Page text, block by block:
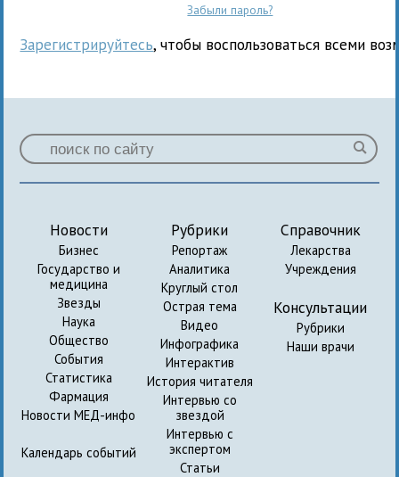
Забыли пароль?
Зарегистрируйтесь, чтобы воспользоваться всеми
Новости
Бизнес
Государство и
медицина
Звезды
Наука
Общество
События
Статистика
Фармация
Новости МЕД-инфо
Календарь событий
Рубрики
Репортаж
Аналитика
Круглый стол
Острая тема
Видео
Инфографика
Интерактив
История читателя
Интервью со
звездой
Интервью с
экспертом
Статьи
Справочник
Лекарства
Учреждения
Консультации
Рубрики
Наши врачи